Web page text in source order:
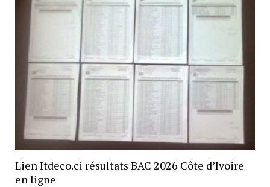
Lien Itdeco.ci résultats BAC 2026 Côte d’Ivoire
en ligne